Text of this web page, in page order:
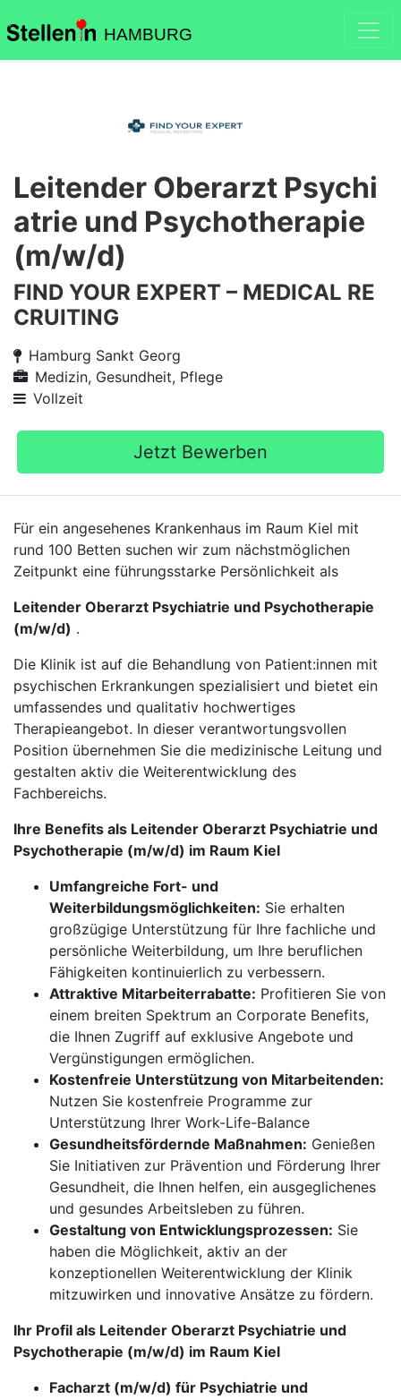
HAMBURG
Leitender Oberarzt Psychi
atrie und Psychotherapie
(m/w/d)
FIND YOUR EXPERT – MEDICAL RE
CRUITING
Hamburg Sankt Georg
Medizin, Gesundheit, Pflege
Vollzeit
Jetzt Bewerben
Für ein angesehenes Krankenhaus im Raum Kiel mit
rund 100 Betten suchen wir zum nächstmöglichen
Zeitpunkt eine führungsstarke Persönlichkeit als
Leitender Oberarzt Psychiatrie und Psychotherapie
(m/w/d) .
Die Klinik ist auf die Behandlung von Patient:innen mit
psychischen Erkrankungen spezialisiert und bietet ein
umfassendes und qualitativ hochwertiges
Therapieangebot. In dieser verantwortungsvollen
Position übernehmen Sie die medizinische Leitung und
gestalten aktiv die Weiterentwicklung des
Fachbereichs.
Ihre Benefits als Leitender Oberarzt Psychiatrie und
Psychotherapie (m/w/d) im Raum Kiel
Umfangreiche Fort- und
Weiterbildungsmöglichkeiten: Sie erhalten
großzügige Unterstützung für Ihre fachliche und
persönliche Weiterbildung, um Ihre beruflichen
Fähigkeiten kontinuierlich zu verbessern.
Attraktive Mitarbeiterrabatte: Profitieren Sie von
einem breiten Spektrum an Corporate Benefits,
die Ihnen Zugriff auf exklusive Angebote und
Vergünstigungen ermöglichen.
Kostenfreie Unterstützung von Mitarbeitenden:
Nutzen Sie kostenfreie Programme zur
Unterstützung Ihrer Work-Life-Balance
Gesundheitsfördernde Maßnahmen: Genießen
Sie Initiativen zur Prävention und Förderung Ihrer
Gesundheit, die Ihnen helfen, ein ausgeglichenes
und gesundes Arbeitsleben zu führen.
Gestaltung von Entwicklungsprozessen: Sie
haben die Möglichkeit, aktiv an der
konzeptionellen Weiterentwicklung der Klinik
mitzuwirken und innovative Ansätze zu fördern.
Ihr Profil als Leitender Oberarzt Psychiatrie und
Psychotherapie (m/w/d) im Raum Kiel
Facharzt (m/w/d) für Psychiatrie und